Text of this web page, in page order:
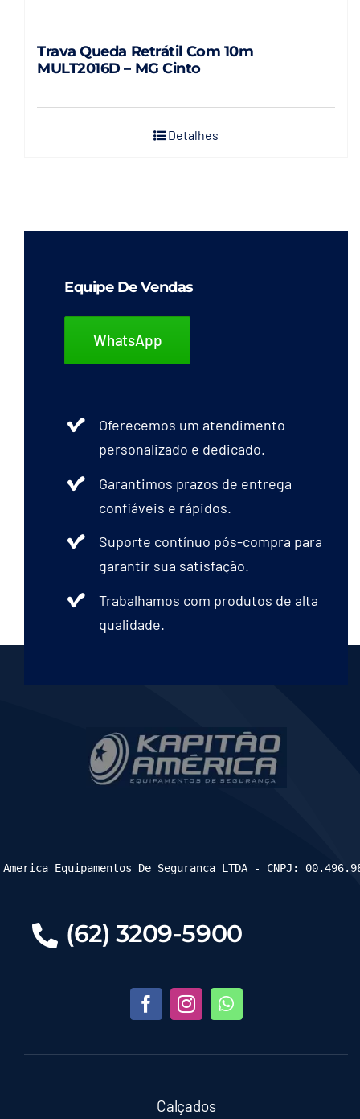
Trava Queda Retrátil Com 10m
MULT2016D – MG Cinto
Detalhes
Equipe De Vendas
WhatsApp
Oferecemos um atendimento
personalizado e dedicado.
Garantimos prazos de entrega
confiáveis e rápidos.
Suporte contínuo pós-compra para
garantir sua satisfação.
Trabalhamos com produtos de alta
qualidade.
(62) 3209-5900
Calçados
Equipamentos De Seguranca LTDA - CNPJ: